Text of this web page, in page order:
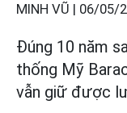
MINH VŨ | 06/05/
Đúng 10 năm
thống Mỹ
vẫn giữ được